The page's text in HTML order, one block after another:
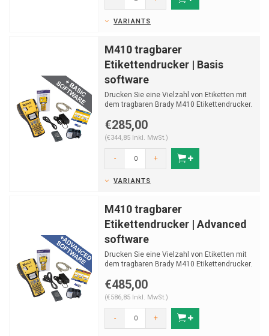
VARIANTS
M410 tragbarer
Etikettendrucker | Basis
software
Drucken Sie eine Vielzahl von Etiketten mit
dem tragbaren Brady M410 Etikettendrucker.
€285,00
(€344,85 Inkl. MwSt.)
- +
VARIANTS
M410 tragbarer
Etikettendrucker | Advanced
software
Drucken Sie eine Vielzahl von Etiketten mit
dem tragbaren Brady M410 Etikettendrucker.
€485,00
(€586,85 Inkl. MwSt.)
- +